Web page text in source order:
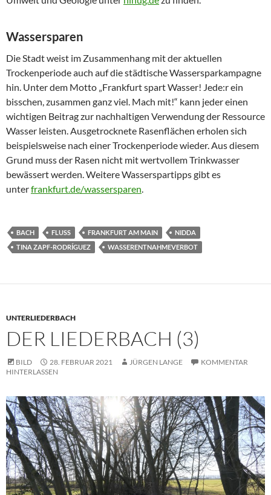
Wassersparen
Die Stadt weist im Zusammenhang mit der aktuellen
Trockenperiode auch auf die städtische Wassersparkampagne
hin. Unter dem Motto „Frankfurt spart Wasser! Jede:r ein
bisschen, zusammen ganz viel. Mach mit!“ kann jeder einen
wichtigen Beitrag zur nachhaltigen Verwendung der Ressource
Wasser leisten. Ausgetrocknete Rasenflächen erholen sich
beispielsweise nach einer Trockenperiode wieder. Aus diesem
Grund muss der Rasen nicht mit wertvollem Trinkwasser
bewässert werden. Weitere Wasserspartipps gibt es
unterfrankfurt.de/wassersparen.
BACH FLUSS FRANKFURT AM MAIN
NIDDA
TINA ZAPF-RODRÍGUEZ
WASSERENTNAHMEVERBOT
UNTERLIEDERBACH
DER LIEDERBACH (3)
BILD 28. FEBRUAR 2021 JÜRGEN LANGE
KOMMENTAR
HINTERLASSEN